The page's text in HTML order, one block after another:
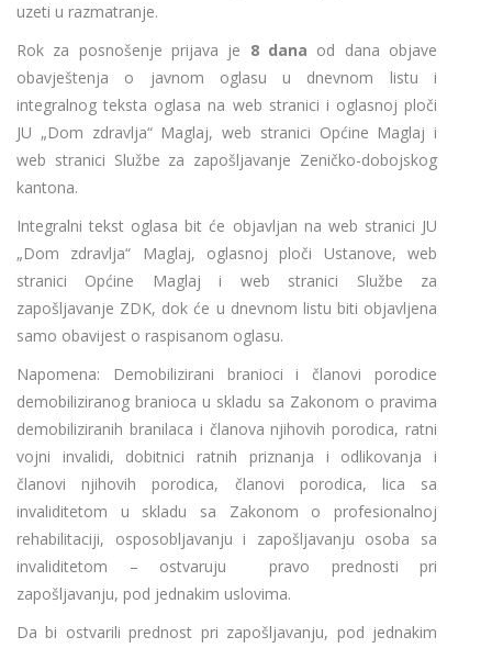
uzeti u razmatranje.
Rok za posnošenje prijava je 8 dana od dana objave
obavještenja o javnom oglasu u dnevnom listu i
integralnog teksta oglasa na web stranici i oglasnoj ploči
JU „Dom zdravlja“ Maglaj, web stranici Općine Maglaj i
web stranici Službe za zapošljavanje Zeničko-dobojskog
kantona.
Integralni tekst oglasa bit će objavljan na web stranici JU
„Dom zdravlja“ Maglaj, oglasnoj ploči Ustanove, web
stranici Općine Maglaj i web stranici Službe za
zapošljavanje ZDK, dok će u dnevnom listu biti objavljena
samo obavijest o raspisanom oglasu.
Napomena: Demobilizirani branioci i članovi porodice
demobiliziranog branioca u skladu sa Zakonom o pravima
demobiliziranih branilaca i članova njihovih porodica, ratni
vojni invalidi, dobitnici ratnih priznanja i odlikovanja i
članovi njihovih porodica, članovi porodica, lica sa
invaliditetom u skladu sa Zakonom o profesionalnoj
rehabilitaciji, osposobljavanju i zapošljavanju osoba sa
invaliditetom – ostvaruju pravo prednosti pri
zapošljavanju, pod jednakim uslovima.
Da bi ostvarili prednost pri zapošljavanju, pod jednakim